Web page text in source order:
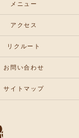
メニュー
アクセス
リクルート
お問い合わせ
サイトマップ